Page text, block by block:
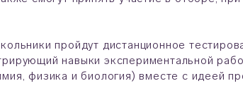
пройдут дистанционное
навыки экспериментальной
физика и биология) вместе с идеей